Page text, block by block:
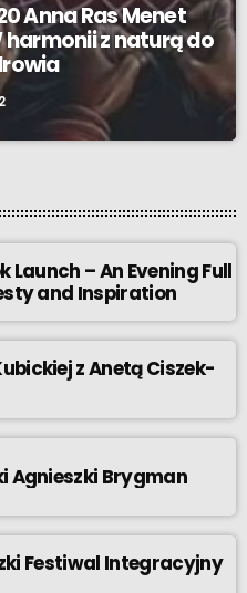
Anna Ras Menet
z naturą do
Launch – An Evening Full
and Inspiration
z Anetą Ciszek-
Agnieszki Brygman
Festiwal Integracyjny